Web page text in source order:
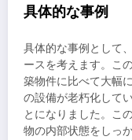
具体的な事例
具体的な事例として
ースを考えます。こ
築物件に比べて大幅
の設備が老朽化して
とになりました。こ
物の内部状態をしっ